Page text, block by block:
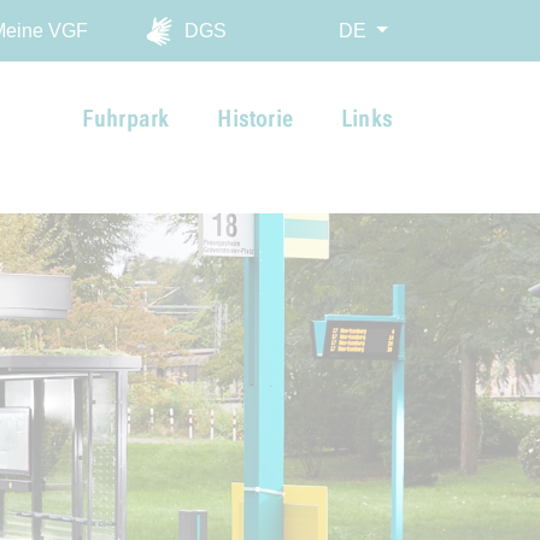
VGF DGS DE
Fuhrpark Historie Links